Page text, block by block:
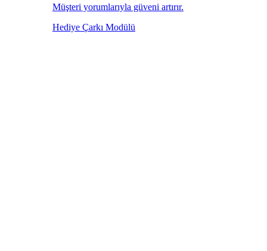
Müşteri yorumlarıyla güveni artırır.
Hediye Çarkı Modülü